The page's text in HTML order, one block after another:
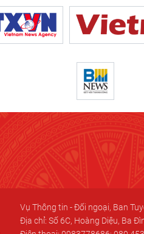
Vụ Thông tin - Đối ngoại, Ban
Địa chỉ: Số 6C, Hoàng Diệu, Ba